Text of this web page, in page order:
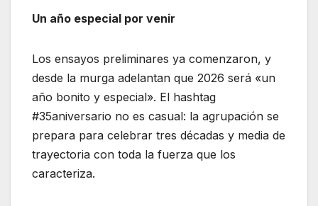
Un año especial por venir
Los ensayos preliminares ya comenzaron, y
desde la murga adelantan que 2026 será «un
año bonito y especial». El hashtag
#35aniversario no es casual: la agrupación se
prepara para celebrar tres décadas y media de
trayectoria con toda la fuerza que los
caracteriza.